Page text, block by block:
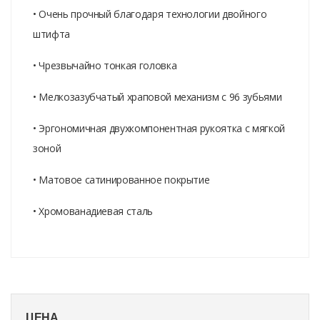
ЦЕНА
• Очень прочный благодаря технологии двойного
штифта
• Чрезвычайно тонкая головка
• Мелкозазубчатый храповой механизм с 96 зубьями
• Эргономичная двухкомпонентная рукоятка с мягкой
зоной
• Матовое сатинированное покрытие
• Хромованадиевая сталь